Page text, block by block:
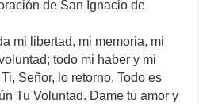
de San Ignacio de
mi libertad, mi memoria, mi
todo mi haber y mi
Señor, lo retorno. Todo es
Tu Voluntad. Dame tu amor y